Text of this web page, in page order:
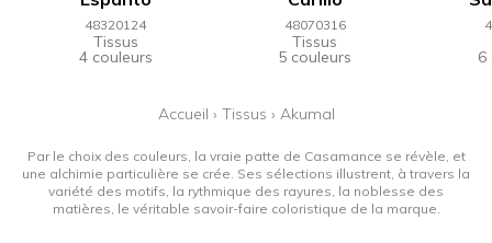
48320124
Tissus
4 couleurs
48070316
Tissus
5 couleurs 6
Accueil › Tissus › Akumal
Par le choix des couleurs, la vraie patte de Casamance se révèle, et
une alchimie particulière se crée. Ses sélections illustrent, à travers la
variété des motifs, la rythmique des rayures, la noblesse des
matières, le véritable savoir-faire coloristique de la marque.